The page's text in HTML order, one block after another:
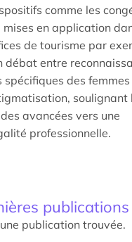
comme les
mises en application
de tourisme par
débat entre
spécifiques des
soulignant
avancées vers une
professionnelle.
publications
publication trouvée.